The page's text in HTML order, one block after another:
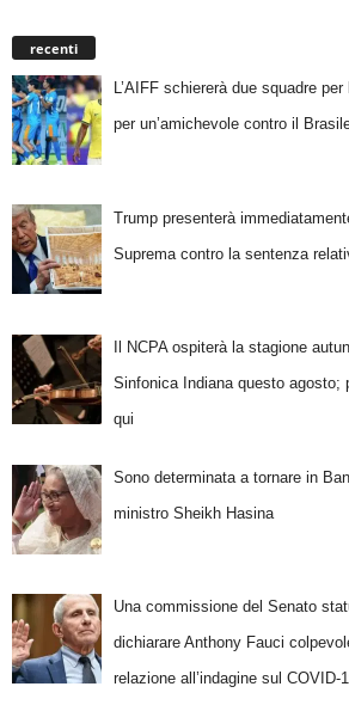
recenti
L’AIFF schiererà due squadre
per un’amichevole contro il
Trump presenterà
Suprema contro la sentenza
Il NCPA ospiterà la stagione
Sinfonica Indiana questo
qui
Sono determinata a tornare in
ministro Sheikh Hasina
Una commissione del Senato
dichiarare Anthony Fauci
relazione all’indagine sul COVID-